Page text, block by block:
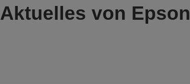
Aktuelles von Epson